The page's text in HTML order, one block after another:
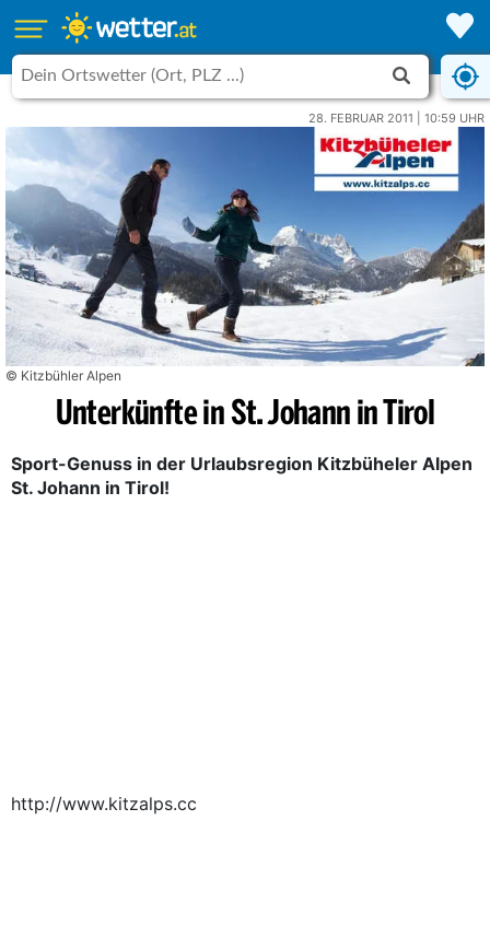
28. FEBRUAR 2011 | 10:59 UHR
© Kitzbühler Alpen
Unterkünfte in St. Johann in Tirol
Sport-Genuss in der Urlaubsregion Kitzbüheler Alpen
St. Johann in Tirol!
http://www.kitzalps.cc